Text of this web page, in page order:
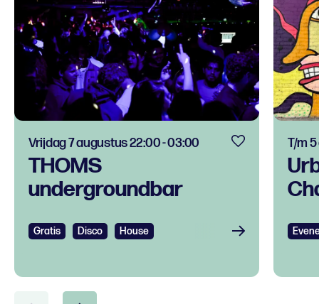
THOMS
undergroundbar
Vrijdag 7 augustus 22:00 - 03:00
Gratis Disco House
T/m